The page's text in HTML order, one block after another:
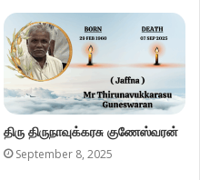
திரு திருநாவுக்கரசு குணேஸ்வரன்
September 8, 2025